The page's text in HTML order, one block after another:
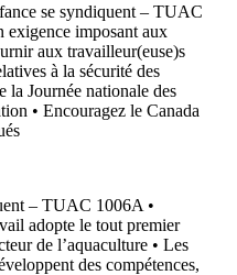
se syndiquent – TUAC
exigence imposant aux
aux travailleur(euse)s
à la sécurité des
la Journée nationale des
• Encouragez le Canada
– TUAC 1006A •
adopte le tout premier
de l’aquaculture • Les
des compétences,